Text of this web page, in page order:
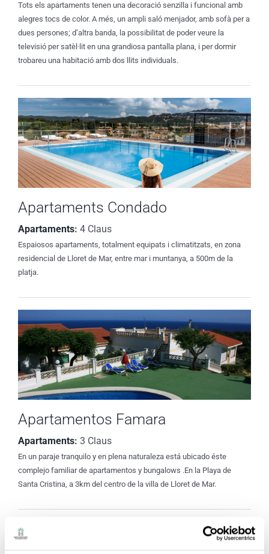
Tots els apartaments tenen una decoració senzilla i funcional amb
alegres tocs de color. A més, un ampli saló menjador, amb sofà per a
dues persones; d’altra banda, la possibilitat de poder veure la
televisió per satèl·lit en una grandiosa pantalla plana, i per dormir
trobareu una habitació amb dos llits individuals.
Apartaments Condado
Apartaments: 4 Claus
Espaiosos apartaments, totalment equipats i climatitzats, en zona
residencial de Lloret de Mar, entre mar i muntanya, a 500m de la
platja.
Apartamentos Famara
Apartaments: 3 Claus
En un paraje tranquilo y en plena naturaleza está ubicado éste
complejo familiar de apartamentos y bungalows .En la Playa de
Santa Cristina, a 3km del centro de la villa de Lloret de Mar.